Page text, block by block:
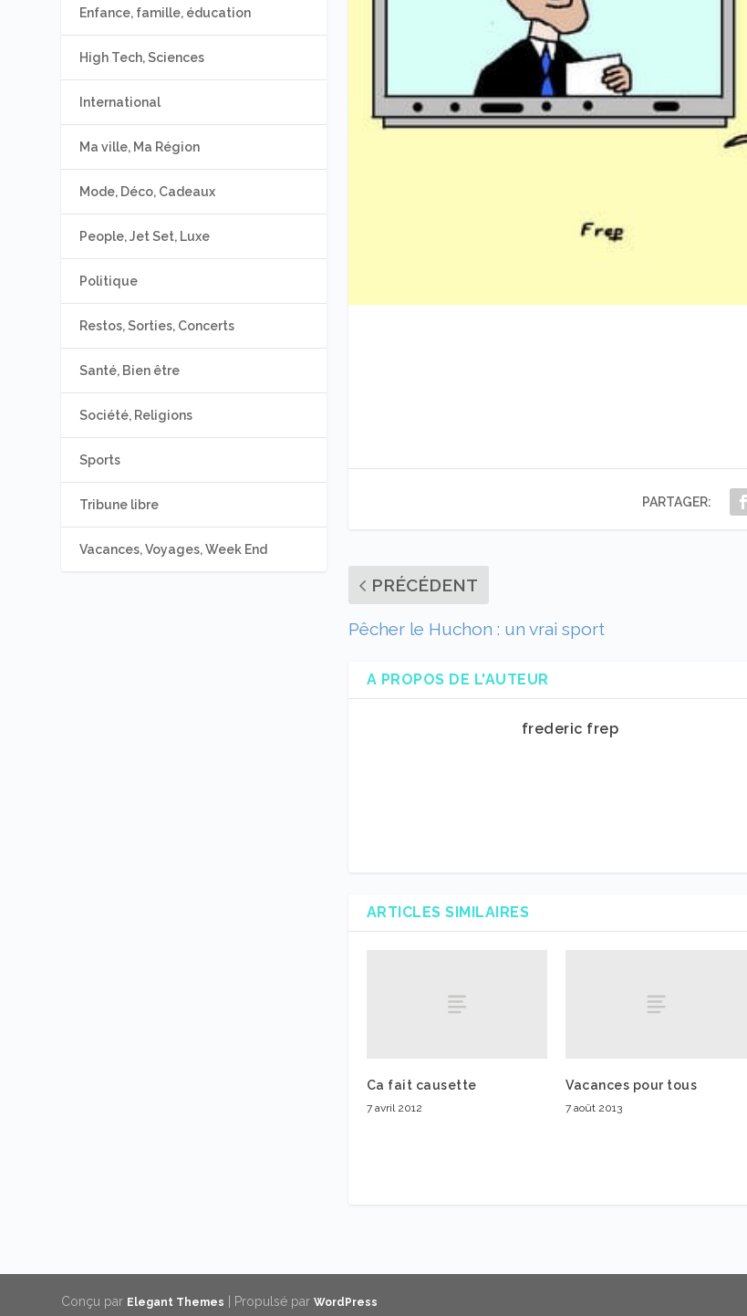
PARTAGER:
PRÉCÉDENT
Pêcher le Huchon : un vrai sport
A PROPOS DE L'AUTEUR
frederic frep
ARTICLES SIMILAIRES
Ca fait causette
7 avril 2012
Vacances pour tous
7 août 2013
Enfance, famille, éducation
High Tech, Sciences
International
Ma ville, Ma Région
Mode, Déco, Cadeaux
People, Jet Set, Luxe
Politique
Restos, Sorties, Concerts
Santé, Bien être
Société, Religions
Sports
Tribune libre
Vacances, Voyages, Week End
Conçu par Elegant Themes | Propulsé parWordPress